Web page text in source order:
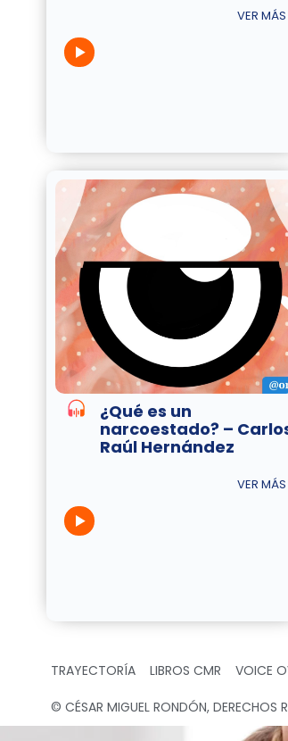
VER MÁS
¿Qué es un
narcoestado? –
Raúl Hernández
VER MÁS
TRAYECTORÍA LIBROS CMR VOICE
© CÉSAR MIGUEL RONDÓN, DERECHOS